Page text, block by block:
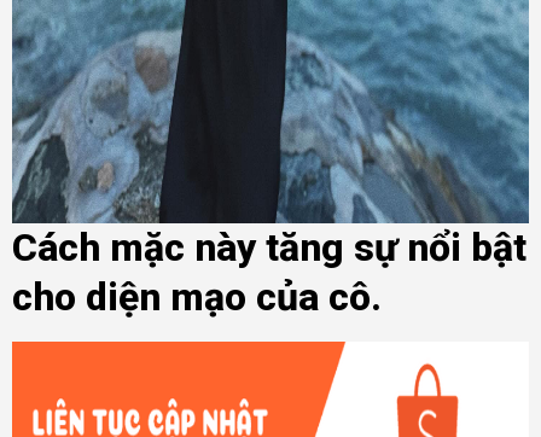
Cách mặc này tăng sự nổi bật
cho diện mạo của cô.